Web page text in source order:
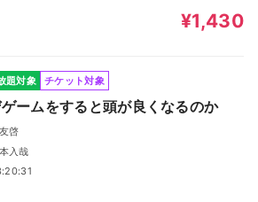
¥1,430
題対象 チケット対象
ームをすると頭が良くなるのか
啓
入哉